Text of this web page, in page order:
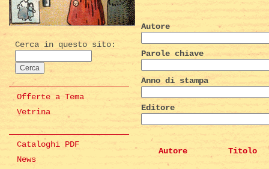
Cerca in questo sito:
Offerte a Tema
Vetrina
Cataloghi PDF
News
Autore
Parole chiave
Anno di stampa
Editore
Autore Titolo